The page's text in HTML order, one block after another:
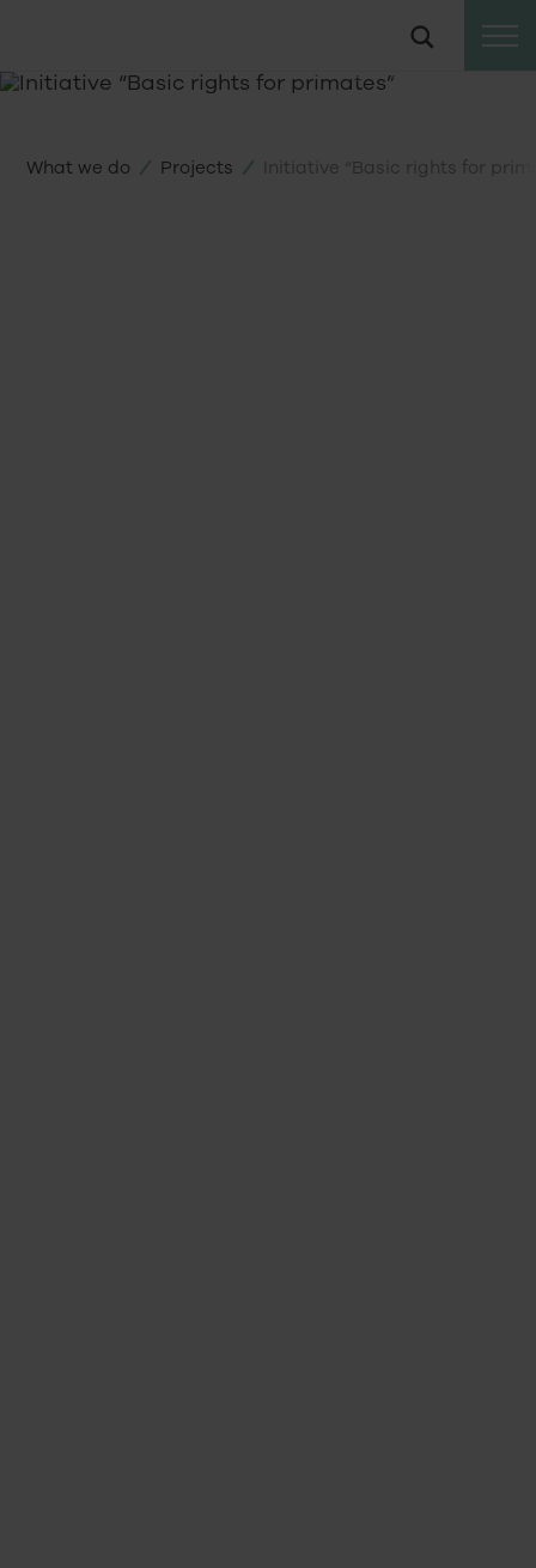
content
Suche
© Fotografie @anneberry
What we do Projects Initiative “Basic rights for